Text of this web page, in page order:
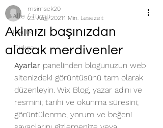
Alle / Tümü
Deutsch
Türkçe
Aklınızı başınızdan
alacak merdivenler
msimsek20
23. Aug. 20211 Min. Lesezeit
Ayarlar panelinden blogunuzun web
sitenizdeki görüntüsünü tam olarak
düzenleyin. Wix Blog, yazar adını ve
resmini; tarihi ve okunma süresini;
görüntülenme, yorum ve beğeni